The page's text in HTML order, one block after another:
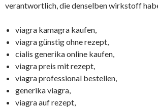
verantwortlich, die denselben wirkstoff
viagra kamagra kaufen,
viagra günstig ohne rezept,
cialis generika online kaufen,
viagra preis mit rezept,
viagra professional bestellen,
generika viagra,
viagra auf rezept,